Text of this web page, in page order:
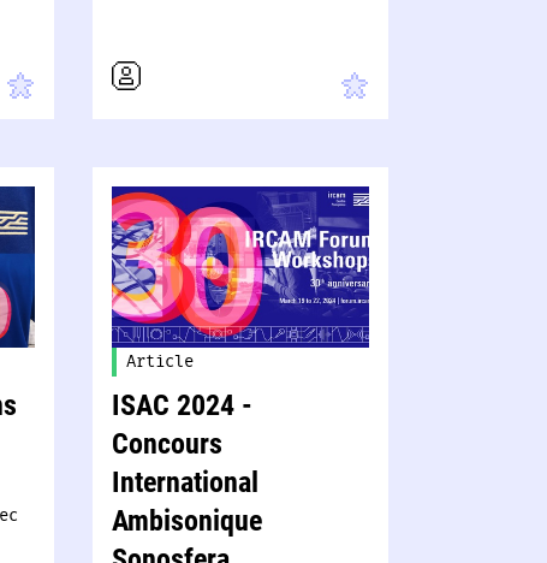
Article
ISAC 2024 -
Concours
International
Ambisonique